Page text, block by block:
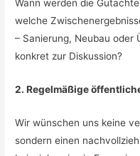
Wann werden die
welche
– Sanierung, Neubau oder
konkret zur Diskussion?
2. Regelmäßige
Wir wünschen uns keine
sondern einen